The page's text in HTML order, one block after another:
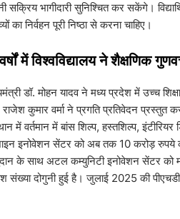
सक्रिय भागीदारी सुनिश्चित कर सकेंगे।
का निर्वहन पूरी निष्ठा से करना चाहिए।
में विश्वविद्यालय ने शैक्षणिक
डॉ. मोहन यादव ने मध्य प्रदेश में उच्च
राजेश कुमार वर्मा ने प्रगति प्रतिवेदन प्रस्तुत
में वर्तमान में बांस शिल्प, हस्तशिल्प,
इनोवेशन सेंटर को अब तक 10 करोड़ रुपये
के साथ अटल कम्युनिटी इनोवेशन सेंटर को
संख्या दोगुनी हुई है। जुलाई 2025 की पीएचडी